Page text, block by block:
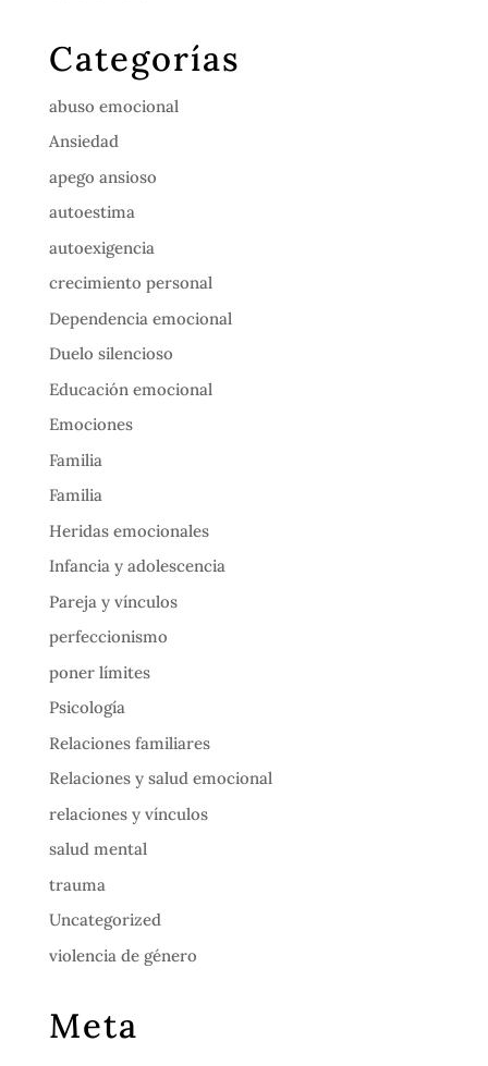
Categorías
abuso emocional
Ansiedad
apego ansioso
autoestima
autoexigencia
crecimiento personal
Dependencia emocional
Duelo silencioso
Educación emocional
Emociones
Familia
Familia
Heridas emocionales
Infancia y adolescencia
Pareja y vínculos
perfeccionismo
poner límites
Psicología
Relaciones familiares
Relaciones y salud emocional
relaciones y vínculos
salud mental
trauma
Uncategorized
violencia de género
Meta